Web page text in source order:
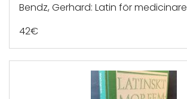
Bendz, Gerhard: Latin för medicinare
42€